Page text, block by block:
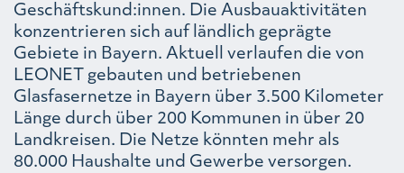
Geschäftskund:innen. Die Ausbauaktivitäten
konzentrieren sich auf ländlich geprägte
Gebiete in Bayern. Aktuell verlaufen die von
LEONET gebauten und betriebenen
Glasfasernetze in Bayern über 3.500 Kilometer
Länge durch über 200 Kommunen in über 20
Landkreisen. Die Netze könnten mehr als
80.000 Haushalte und Gewerbe versorgen.